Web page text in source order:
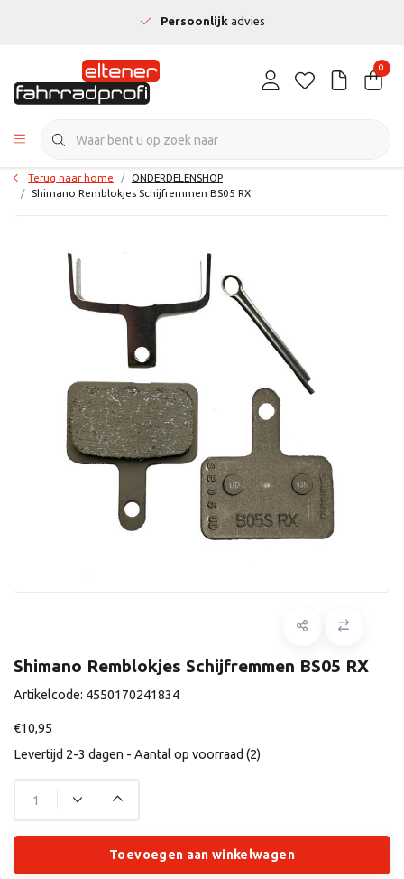
Persoonlijkadvies
0
Terug naar home
ONDERDELENSHOP
Shimano Remblokjes Schijfremmen BS05 RX
Shimano Remblokjes Schijfremmen BS05 RX
Artikelcode: 4550170241834
€10,95
Levertijd 2-3 dagen - Aantal op voorraad (2)
Toevoegen aan winkelwagen